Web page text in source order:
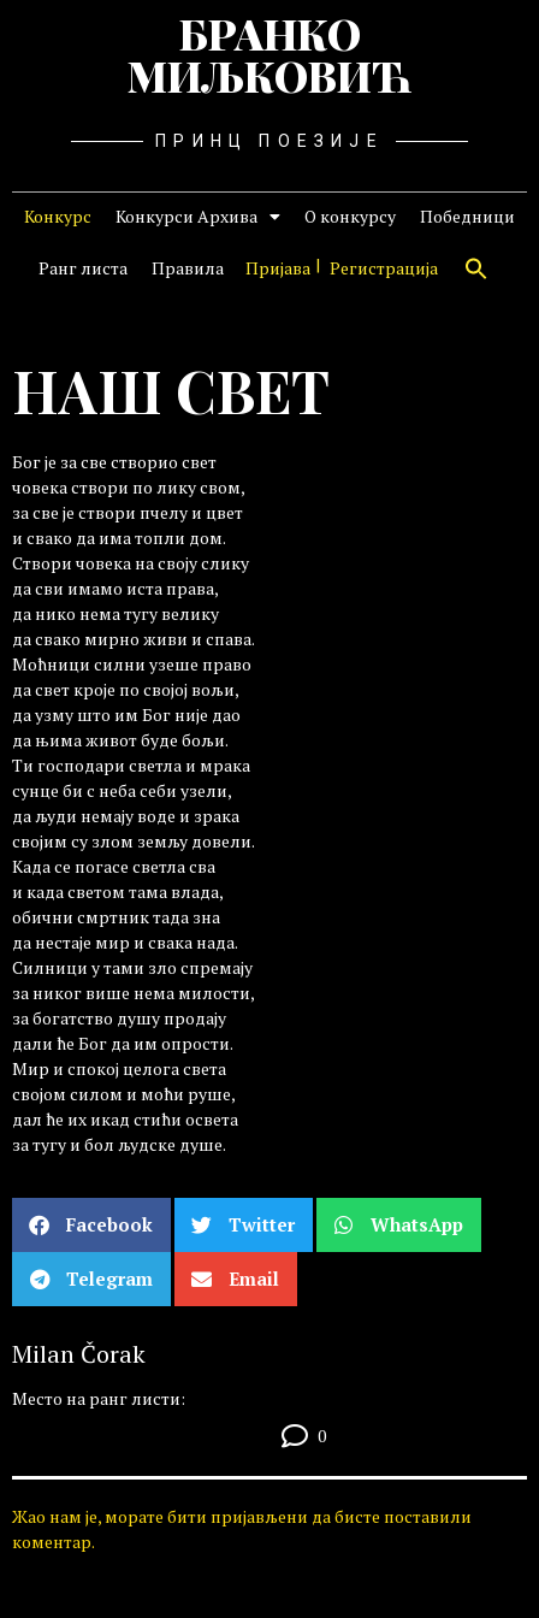
БРАНКО
МИЉКОВИЋ
ПРИНЦ ПОЕЗИЈЕ
Конкурс Конкурси Архива О конкурсу Победници
Ранг листа Правила Пријава Регистрација
НАШ СВЕТ
Бог је за све створио свет
човека створи по лику свом,
за све je створи пчелу и цвет
и свако да има топли дом.
Створи човека на своју слику
да сви имамо иста права,
да нико нема тугу велику
да свако мирно живи и спава.
Моћници силни узеше право
да свет кроје по својој вољи,
да узму што им Бог није дао
да њима живот буде бољи.
Ти господари светла и мрака
сунце би с неба себи узели,
да људи немају воде и зрака
својим су злом земљу довели.
Када се погасе светла сва
и када светом тама влада,
обични смртник тада зна
да нестаје мир и свака нада.
Силници у тами зло спремају
за никог више нема милости,
за богатство душу продају
дали ће Бог да им опрости.
Мир и спокој целога света
својом силом и моћи руше,
дал ће их икад стићи освета
за тугу и бол људске душе.
Facebook Twitter WhatsApp
Telegram Email
Milan Čorak
Место на ранг листи:
0
Жао нам је, морате бити пријављени да бисте поставили
коментар.